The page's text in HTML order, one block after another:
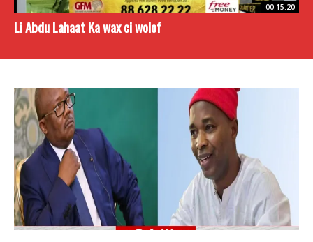
00:15:20
Li Abdu Lahaat Ka wax ci wolof